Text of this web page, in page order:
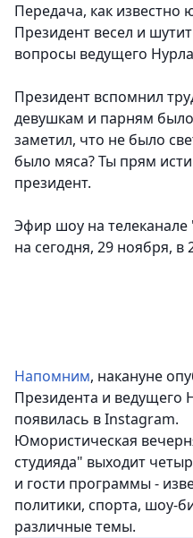
Передача, как известно
Президент весел и
вопросы ведущего
Президент вспомнил
девушкам и парням
заметил, что не было
было мяса? Ты прям
президент.
Эфир шоу на телеканале
на сегодня, 29 ноября, в
Напомним, накануне
Президента и ведущего
появилась в Instagram.
Юмористическая
студияда" выходит
и гости программы -
политики, спорта, шоу-
различные темы.